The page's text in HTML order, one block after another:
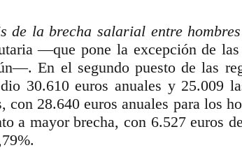
de la brecha salarial entre
―que pone la excepción de
En el segundo puesto de las
30.610 euros anuales y 25.009
28.640 euros anuales para los
a mayor brecha, con 6.527 euros